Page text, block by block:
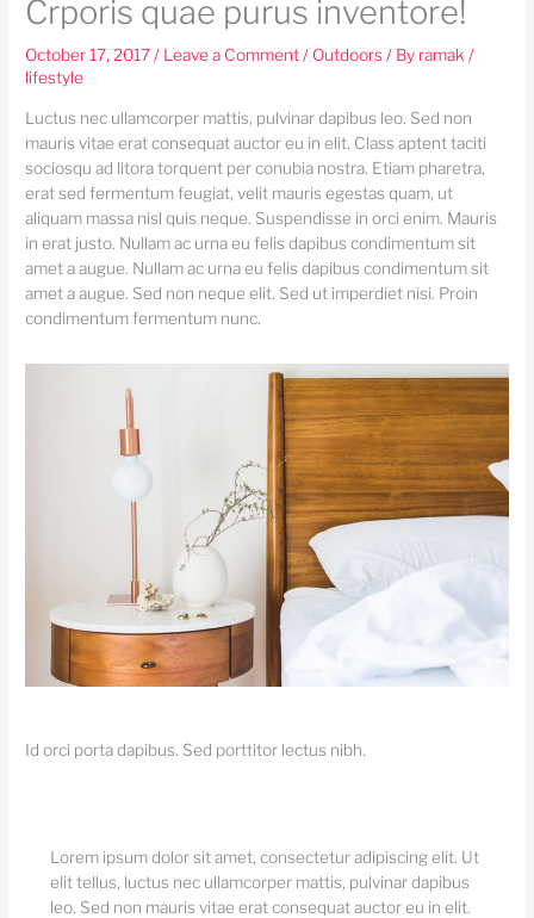
Crporis quae purus inventore!
October 17, 2017/ Leave a Comment/ Outdoors/ By ramak/
lifestyle
Luctus nec ullamcorper mattis, pulvinar dapibus leo. Sed non
mauris vitae erat consequat auctor eu in elit. Class aptent taciti
sociosqu ad litora torquent per conubia nostra. Etiam pharetra,
erat sed fermentum feugiat, velit mauris egestas quam, ut
aliquam massa nisl quis neque. Suspendisse in orci enim. Mauris
in erat justo. Nullam ac urna eu felis dapibus condimentum sit
amet a augue. Nullam ac urna eu felis dapibus condimentum sit
amet a augue. Sed non neque elit. Sed ut imperdiet nisi. Proin
condimentum fermentum nunc.
Id orci porta dapibus. Sed porttitor lectus nibh.
Lorem ipsum dolor sit amet, consectetur adipiscing elit. Ut
elit tellus, luctus nec ullamcorper mattis, pulvinar dapibus
leo. Sed non mauris vitae erat consequat auctor eu in elit.